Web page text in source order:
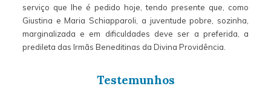
serviço que lhe é pedido hoje, tendo presente que, como
Giustina e Maria Schiapparoli, a juventude pobre, sozinha,
marginalizada e em dificuldades deve ser a preferida, a
predileta das Irmãs Beneditinas da Divina Providência.
Testemunhos